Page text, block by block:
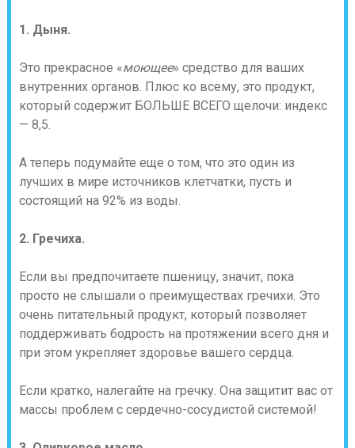
1. Дыня.
Это прекрасное «моющее» средство для ваших
внутренних органов. Плюс ко всему, это продукт,
который содержит БОЛЬШЕ ВСЕГО щелочи: индекс
— 8,5.
А теперь подумайте еще о том, что это один из
лучших в мире источников клетчатки, пусть и
состоящий на 92% из воды.
2. Гречиха.
Если вы предпочитаете пшеницу, значит, пока
просто не слышали о преимуществах гречихи. Это
очень питательный продукт, который позволяет
поддерживать бодрость на протяжении всего дня и
при этом укрепляет здоровье вашего сердца.
Если кратко, налегайте на гречку. Она защитит вас от
массы проблем с сердечно-сосудистой системой!